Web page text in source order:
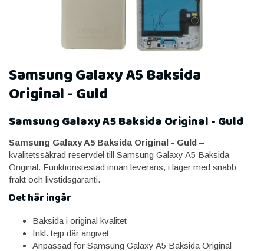
Samsung Galaxy A5 Baksida
Original - Guld
Samsung Galaxy A5 Baksida Original - Guld
Samsung Galaxy A5 Baksida Original - Guld –
kvalitetssäkrad reservdel till Samsung Galaxy A5 Baksida
Original. Funktionstestad innan leverans, i lager med snabb
frakt och livstidsgaranti.
Det här ingår
Baksida i original kvalitet
Inkl. tejp där angivet
Anpassad för Samsung Galaxy A5 Baksida Original